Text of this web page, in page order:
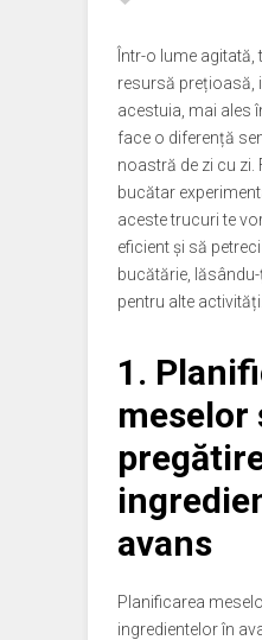
Într-o lume agitată,
resursă prețioasă,
acestuia, mai ales
face o diferență
noastră de zi cu zi.
bucătar
aceste trucuri te
eficient și să
bucătărie,
pentru alte activități.
1.
meselor
avans
Planificarea
ingredientelor în